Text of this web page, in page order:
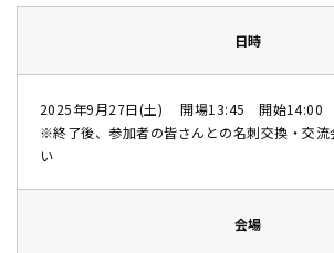
日時
2025年9月27日(土) 開場13:45 開始14:00
※終了後、参加者の皆さんとの名刺交換・交流
い
会場